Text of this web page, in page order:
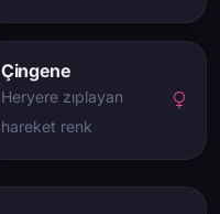
Çingene
Heryere zıplayan
hareket renk